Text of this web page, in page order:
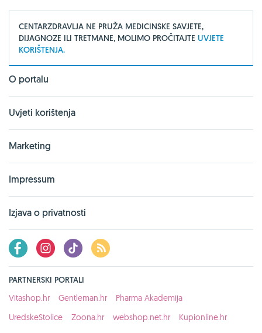
CENTARZDRAVLJA NE PRUŽA MEDICINSKE SAVJETE,
DIJAGNOZE ILI TRETMANE, MOLIMO PROČITAJTE UVJETE
KORIŠTENJA.
O portalu
Uvjeti korištenja
Marketing
Impressum
Izjava o privatnosti
PARTNERSKI PORTALI
Vitashop.hr
Gentleman.hr
Pharma Akademija
UredskeStolice
Zoona.hr webshop.net.hr
Kupionline.hr